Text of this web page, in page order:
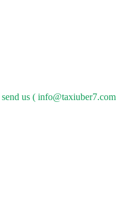
send us ( info@taxiuber7.com